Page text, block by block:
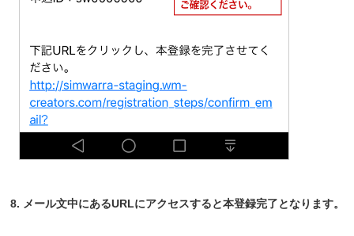
8. メール文中にあるURLにアクセスすると本登録完了となります。